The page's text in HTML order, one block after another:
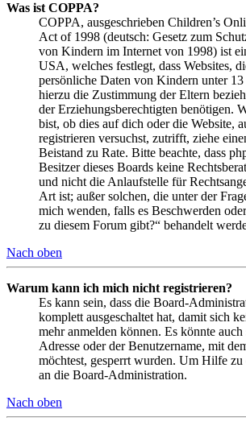
Was ist COPPA?
COPPA, ausgeschrieben Children’s
Act of 1998 (deutsch: Gesetz zum
von Kindern im Internet von 1998) ist
USA, welches festlegt, dass Websites,
persönliche Daten von Kindern unter 13
hierzu die Zustimmung der Eltern
der Erziehungsberechtigten benötigen.
bist, ob dies auf dich oder die Website,
registrieren versuchst, zutrifft, ziehe
Beistand zu Rate. Bitte beachte, dass
Besitzer dieses Boards keine
und nicht die Anlaufstelle für
Art ist; außer solchen, die unter der
mich wenden, falls es Beschwerden
zu diesem Forum gibt?“ behandelt
Nach oben
Warum kann ich mich nicht registrieren?
Es kann sein, dass die Board-
komplett ausgeschaltet hat, damit sich
mehr anmelden können. Es könnte auch
Adresse oder der Benutzername, mit
möchtest, gesperrt wurden. Um Hilfe zu
an die Board-Administration.
Nach oben